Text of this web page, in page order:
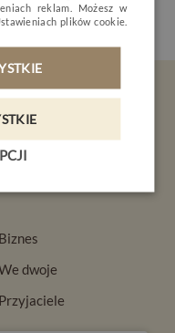
Biznes
dwoje
Przyjaciele
reklam . Możesz w
plików cookie